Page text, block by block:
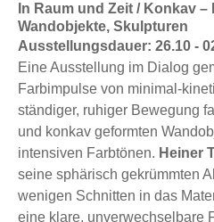
In Raum und Zeit / Konkav –
Wandobjekte, Skulpturen
Ausstellungsdauer: 26.10 -
Eine Ausstellung im Dialog
Farbimpulse von minimal-
ständiger, ruhiger Bewegung
und konkav geformten
intensiven Farbtönen. Heiner
seine sphärisch gekrümmten
wenigen Schnitten in das
eine klare, unverwechselbare